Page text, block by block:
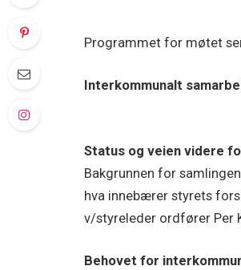
Programmet for møtet
Interkommunalt
Status og veien videre
Bakgrunnen for
hva innebærer styrets
v/styreleder ordfører Per
Behovet for